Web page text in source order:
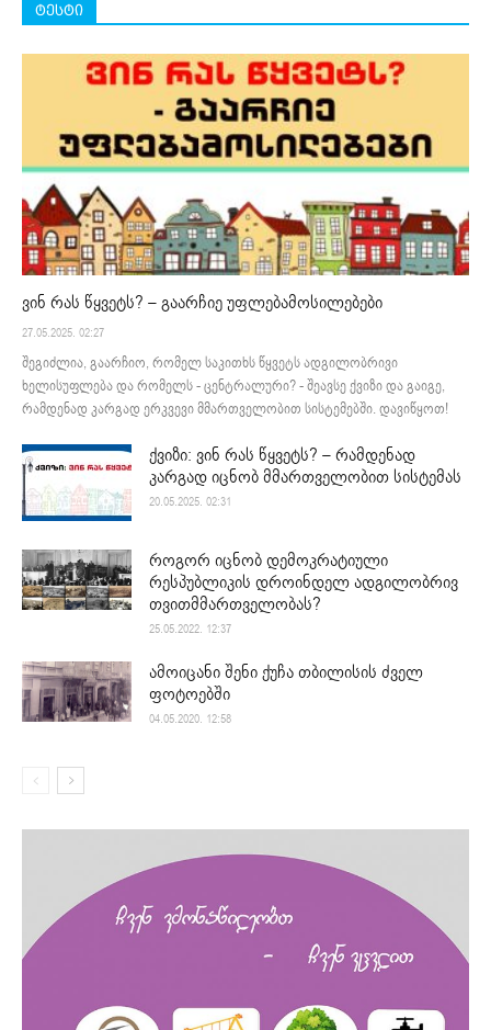
ტესტი
ვინ რას წყვეტს? – გაარჩიე უფლებამოსილებები
27.05.2025. 02:27
შეგიძლია, გაარჩიო, რომელ საკითხს წყვეტს ადგილობრივი
ხელისუფლება და რომელს - ცენტრალური? - შეავსე ქვიზი და გაიგე,
რამდენად კარგად ერკვევი მმართველობით სისტემებში. დავიწყოთ!
ქვიზი: ვინ რას წყვეტს? – რამდენად
კარგად იცნობ მმართველობით სისტემას
20.05.2025. 02:31
როგორ იცნობ დემოკრატიული
რესპუბლიკის დროინდელ ადგილობრივ
თვითმმართველობას?
25.05.2022. 12:37
ამოიცანი შენი ქუჩა თბილისის ძველ
ფოტოებში
04.05.2020. 12:58